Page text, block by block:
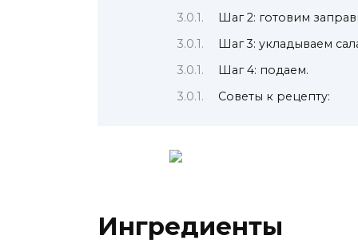
Шаг 2: готовим
Шаг 3: укладываем
Шаг 4: подаем.
Советы к рецепту:
Ингредиенты